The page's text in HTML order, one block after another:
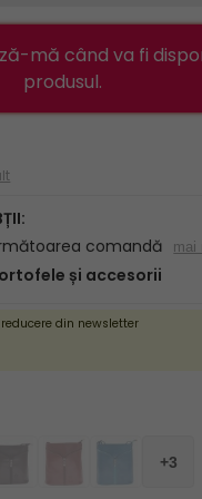
mă când va fi
produsul.